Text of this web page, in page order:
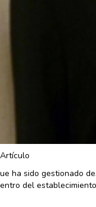
ha sido gestionado
del